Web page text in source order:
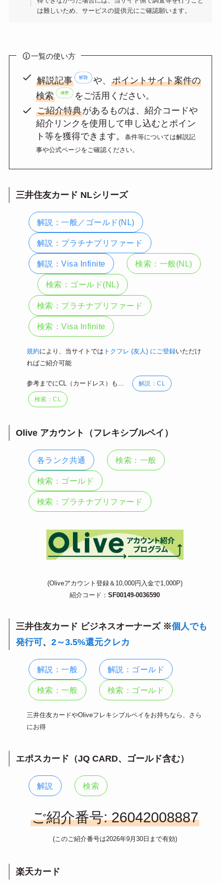
は難しいため、サービスの提供元にご確認願います。
一覧の使い方
解説記事 や、 ポイントサイト案件の
検索
をご活用ください。
ご紹介特典があるものは、紹介コードや
紹介リンクを使用して申し込むとポイン
ト等を獲得できます。
条件等については解説記
事や公式ページをご確認ください。
三井住友カード NLシリーズ
解説：一般／ゴールド(NL)
解説：プラチナプリファード
解説：Visa Infinite 検索：一般(NL)
検索：ゴールド(NL)
検索：プラチナプリファード
検索：Visa Infinite
規約により、当サイトでは トクフレ (友人) にご登録いただけ
ればご紹介可能
参考までにCL（カードレス）も… 解説：CL
検索：CL
Olive アカウント（フレキシブルペイ）
各ランク共通 検索：一般
検索：ゴールド
検索：プラチナプリファード
(Oliveアカウント登録＆10,000円入金で1,000P)
紹介コード：SF00149-0036590
三井住友カード ビジネスオーナーズ ※個人でも
発行可、2～3.5%還元クレカ
解説：一般 解説：ゴールド
検索：一般 検索：ゴールド
三井住友カードやOliveフレキシブルペイをお持ちなら、さら
にお得
エポスカード（JQ CARD、ゴールド含む）
解説 検索
ご紹介番号: 26042008887
(このご紹介番号は2026年9月30日まで有効)
楽天カード